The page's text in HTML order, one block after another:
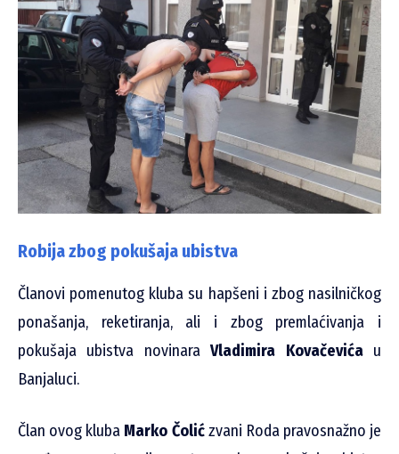
Robija zbog pokušaja ubistva
Članovi pomenutog kluba su hapšeni i zbog nasilničkog
ponašanja, reketiranja, ali i zbog premlaćivanja i
pokušaja ubistva novinaraVladimira Kovačevićau
Banjaluci.
Član ovog kluba Marko Čolićzvani Roda pravosnažno je